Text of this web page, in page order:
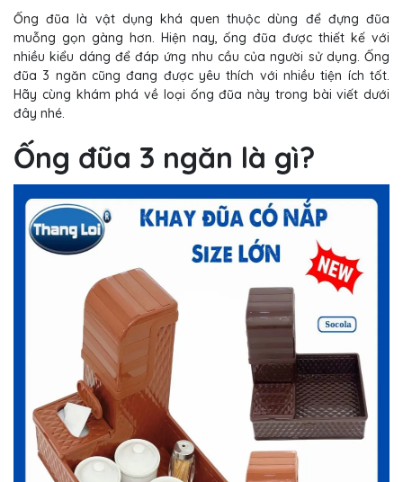
Ống đũalà vật dụng khá quen thuộc dùng để đựng đũa
muỗng gọn gàng hơn. Hiện nay, ống đũa được thiết kế với
nhiều kiểu dáng để đáp ứng nhu cầu của người sử dụng. Ống
đũa 3 ngăn cũng đang được yêu thích với nhiều tiện ích tốt.
Hãy cùng khám phá về loại ống đũa này trong bài viết dưới
đây nhé.
Ống đũa 3 ngăn là gì?